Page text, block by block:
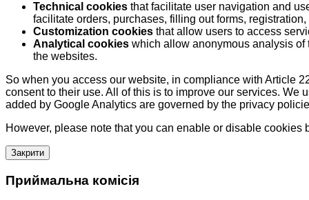
Technical cookies that facilitate user navigation and
facilitate orders, purchases, filling out forms,
Customization cookies that allow users to access
Analytical cookies which allow anonymous analysis
the websites.
So when you access our website, in compliance with Article
consent to their use. All of this is to improve our services.
added by Google Analytics are governed by the privacy
However, please note that you can enable or disable cookies
Закрити
Приймальна комісія